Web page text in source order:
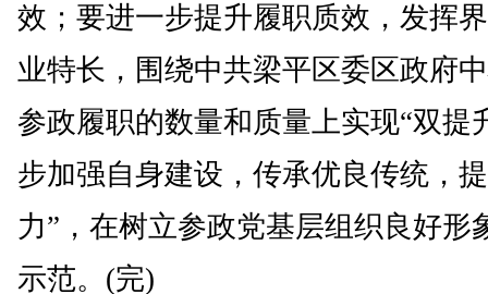
效；要进一步提升履职质效，发挥
业特长，围绕中共梁平区委区政府
参政履职的数量和质量上实现“双提
步加强自身建设，传承优良传统，
力”，在树立参政党基层组织良好形
示范。(完)